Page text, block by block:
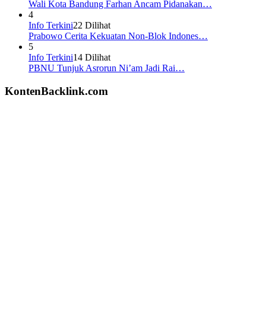
Wali Kota Bandung Farhan Ancam Pidanakan…
4
Info Terkini22 Dilihat
Prabowo Cerita Kekuatan Non-Blok Indones…
5
Info Terkini14 Dilihat
PBNU Tunjuk Asrorun Ni’am Jadi Rai…
KontenBacklink.com